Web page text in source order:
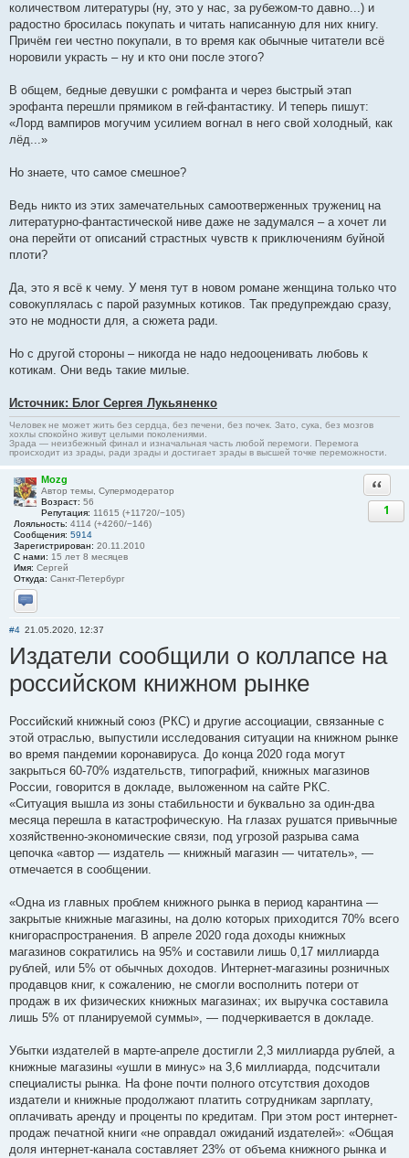
количеством литературы (ну, это у нас, за рубежом-то давно...) и
радостно бросилась покупать и читать написанную для них книгу.
Причём геи честно покупали, в то время как обычные читатели всё
норовили украсть – ну и кто они после этого?
В общем, бедные девушки с ромфанта и через быстрый этап
эрофанта перешли прямиком в гей-фантастику. И теперь пишут:
«Лорд вампиров могучим усилием вогнал в него свой холодный, как
лёд...»
Но знаете, что самое смешное?
Ведь никто из этих замечательных самоотверженных тружениц на
литературно-фантастической ниве даже не задумался – а хочет ли
она перейти от описаний страстных чувств к приключениям буйной
плоти?
Да, это я всё к чему. У меня тут в новом романе женщина только что
совокуплялась с парой разумных котиков. Так предупреждаю сразу,
это не модности для, а сюжета ради.
Но с другой стороны – никогда не надо недооценивать любовь к
котикам. Они ведь такие милые.
Источник: Блог Сергея Лукьяненко
Человек не может жить без сердца, без печени, без почек. Зато, сука, без мозгов
хохлы спокойно живут целыми поколениями.
Зрада — неизбежный финал и изначальная часть любой перемоги. Перемога
происходит из зрады, ради зрады и достигает зрады в высшей точке переможности.
Mozg
Автор темы, Супермодератор
Возраст: 56
Репутация: 11615 (+11720/−105)
Лояльность: 4114 (+4260/−146)
Сообщения: 5914
Зарегистрирован: 20.11.2010
С нами: 15 лет 8 месяцев
Имя: Сергей
Откуда: Санкт-Петербург
Отправить личное сообщение
1
#4 21.05.2020, 12:37
Издатели сообщили о коллапсе на
российском книжном рынке
Российский книжный союз (РКС) и другие ассоциации, связанные с
этой отраслью, выпустили исследования ситуации на книжном рынке
во время пандемии коронавируса. До конца 2020 года могут
закрыться 60-70% издательств, типографий, книжных магазинов
России, говорится в докладе, выложенном на сайте РКС.
«Ситуация вышла из зоны стабильности и буквально за один-два
месяца перешла в катастрофическую. На глазах рушатся привычные
хозяйственно-экономические связи, под угрозой разрыва сама
цепочка «автор — издатель — книжный магазин — читатель», —
отмечается в сообщении.
«Одна из главных проблем книжного рынка в период карантина —
закрытые книжные магазины, на долю которых приходится 70% всего
книгораспространения. В апреле 2020 года доходы книжных
магазинов сократились на 95% и составили лишь 0,17 миллиарда
рублей, или 5% от обычных доходов. Интернет-магазины розничных
продавцов книг, к сожалению, не смогли восполнить потери от
продаж в их физических книжных магазинах; их выручка составила
лишь 5% от планируемой суммы», — подчеркивается в докладе.
Убытки издателей в марте-апреле достигли 2,3 миллиарда рублей, а
книжные магазины «ушли в минус» на 3,6 миллиарда, подсчитали
специалисты рынка. На фоне почти полного отсутствия доходов
издатели и книжные продолжают платить сотрудникам зарплату,
оплачивать аренду и проценты по кредитам. При этом рост интернет-
продаж печатной книги «не оправдал ожиданий издателей»: «Общая
доля интернет-канала составляет 23% от объема книжного рынка и